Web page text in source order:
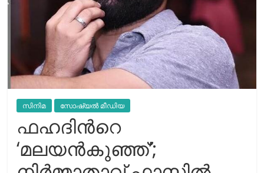
സിനിമ സോഷ്യല്‍ മീഡിയ
ഫഹദിന്‍റെ
‘മലയന്‍കുഞ്ഞ്’;